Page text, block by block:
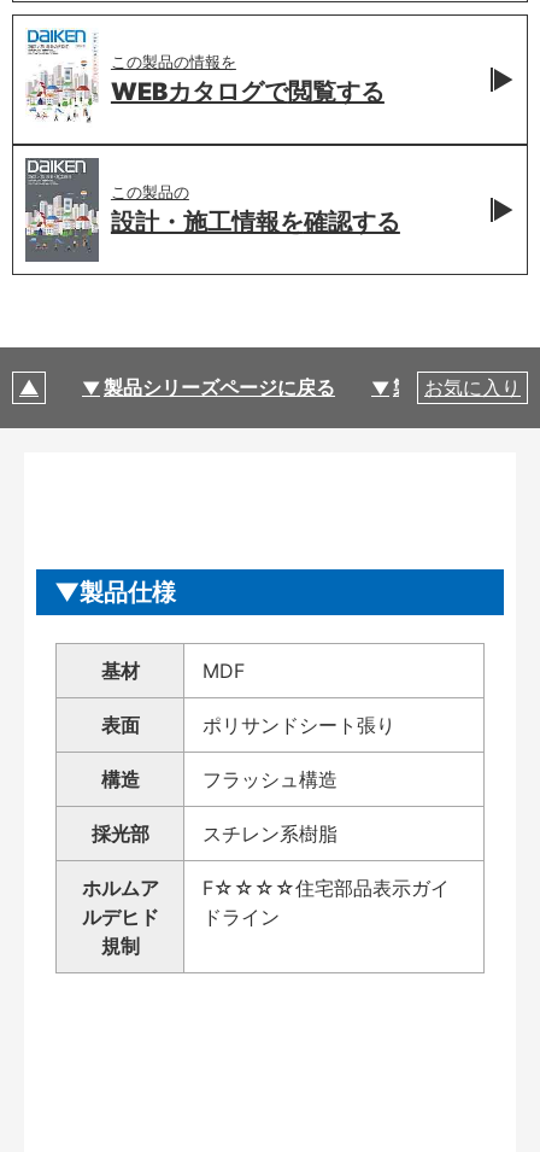
この製品の情報を
WEBカタログで閲覧する
この製品の
設計・施工情報を確認する
製品シリーズページに戻る 製品仕様
お気に入り
製品仕様
基材 MDF
表面 ポリサンドシート張り
構造 フラッシュ構造
採光部 スチレン系樹脂
ホルムア
ルデヒド
規制
F☆☆☆☆住宅部品表示ガイ
ドライン